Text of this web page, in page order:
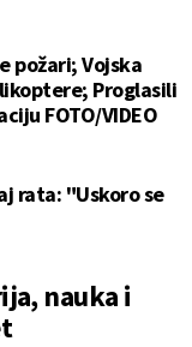
požari; Vojska
Proglasili
FOTO/VIDEO
rata: "Uskoro se
nauka i